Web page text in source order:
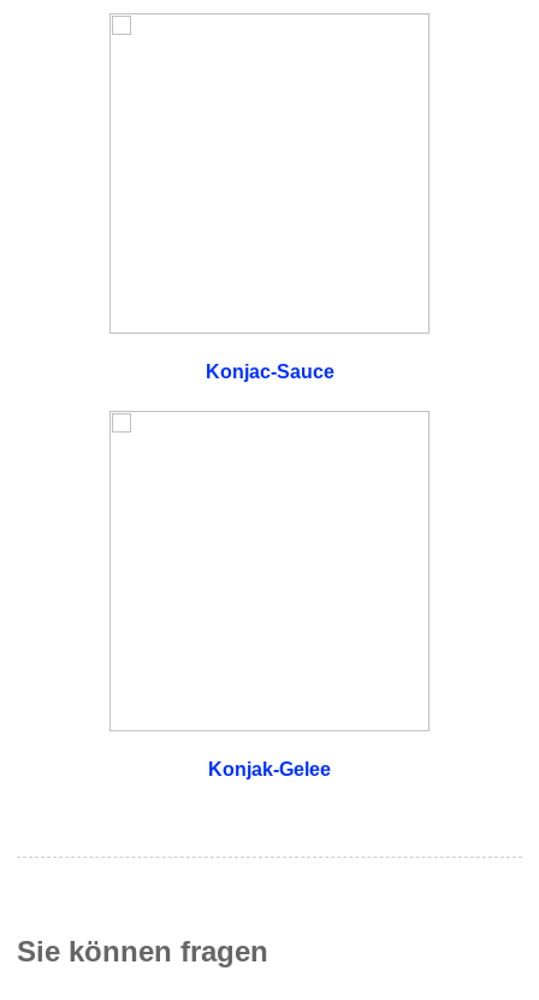
Konjac-Sauce
Konjak-Gelee
Sie können fragen